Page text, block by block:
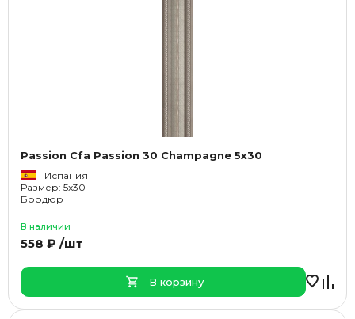
Passion Cfa Passion 30 Champagne 5x30
Испания
Размер: 5x30
Бордюр
В наличии
558 ₽ /шт
В корзину